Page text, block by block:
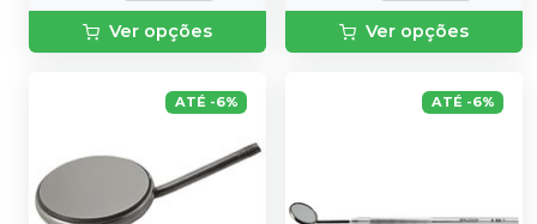
Ver opções Ver opções
ATÉ -6% ATÉ -6%